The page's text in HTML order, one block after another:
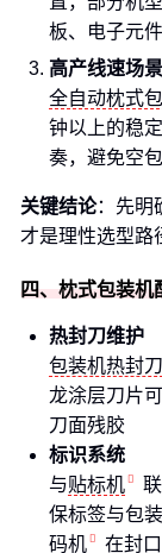
板、电子元
高产线速场景
全自动枕式
钟以上的稳
奏，避免空
关键结论：先明
才是理性选型路
四、枕式包装机
热封刀维护
包装机热封刀
龙涂层刀片
刀面残胶
标识系统
与贴标机
保标签与包
码机
在封